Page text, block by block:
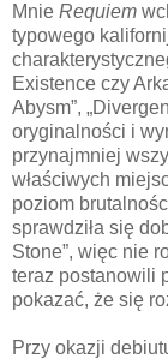
Mnie Requiem
typowego
Existence czy
Abysm”,
oryginalności i
przynajmniej
właściwych
poziom
sprawdziła się
Stone”, więc nie
teraz postanowili
pokazać, że się
Przy okazji